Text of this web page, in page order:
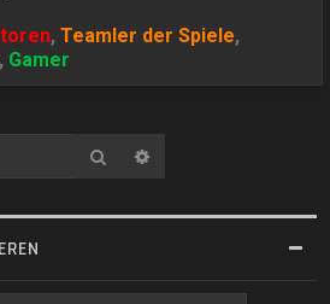
,Teamler der Spiele,
, Gamer
Suche